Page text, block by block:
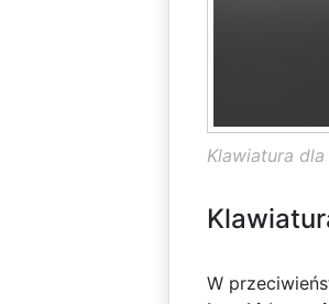
Klawiatura
W